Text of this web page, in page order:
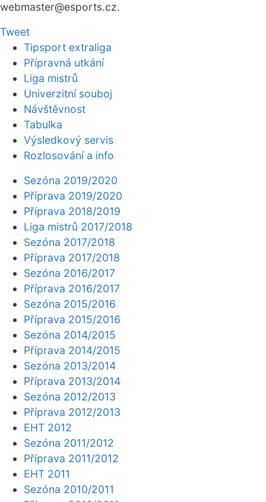
webmaster@esports.cz.
Tweet
Tipsport extraliga
Přípravná utkání
Liga mistrů
Univerzitní souboj
Návštěvnost
Tabulka
Výsledkový servis
Rozlosování a info
Sezóna 2019/2020
Příprava 2019/2020
Příprava 2018/2019
Liga mistrů 2017/2018
Sezóna 2017/2018
Příprava 2017/2018
Sezóna 2016/2017
Příprava 2016/2017
Sezóna 2015/2016
Příprava 2015/2016
Sezóna 2014/2015
Příprava 2014/2015
Sezóna 2013/2014
Příprava 2013/2014
Sezóna 2012/2013
Příprava 2012/2013
EHT 2012
Sezóna 2011/2012
Příprava 2011/2012
EHT 2011
Sezóna 2010/2011